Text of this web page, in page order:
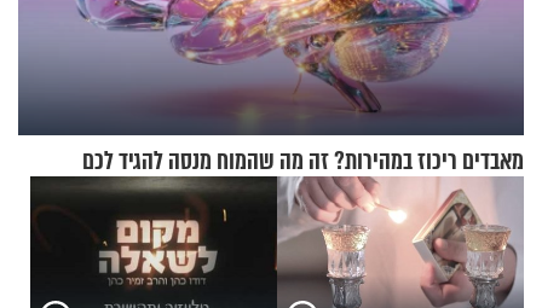
מאבדים ריכוז במהירות? זה מה שהמוח מנסה להגיד לכם